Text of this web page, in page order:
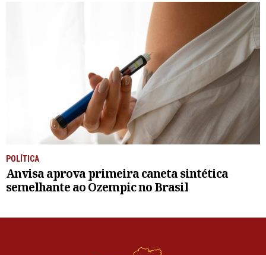
POLÍTICA
Anvisa aprova primeira caneta sintética
semelhante ao Ozempic no Brasil